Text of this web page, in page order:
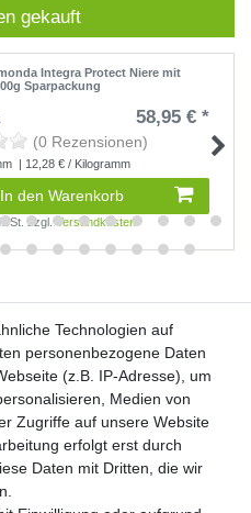
gekauft
Integra Protect Niere mit
Sparpackung
58,95 € *
(0 Rezensionen)
| 12,28 € / Kilogramm
In den Warenkorb
zzgl. Versandkosten
Technologien auf
personenbezogene Daten
(z.B. IP-Adresse), um
Medien von
Zugriffe auf unsere Website
erfolgt erst durch
Daten mit Dritten, die wir
Technologien auf
personenbezogene Daten
(z.B. IP-Adresse), um
Medien von
Zugriffe auf unsere Website
erfolgt erst durch
Daten mit Dritten, die wir